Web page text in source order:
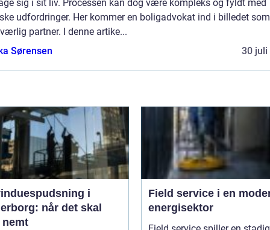
sig i sit liv. Processen kan dog være kompleks og fyldt med
udfordringer. Her kommer en boligadvokat ind i billedet
partner. I denne artike...
Sørensen
30 juli
i
når det skal
Field service i en
energisektor